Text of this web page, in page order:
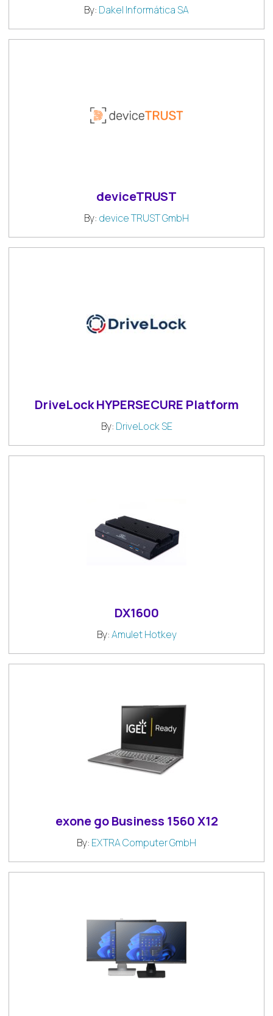
By: Dakel Informática SA
deviceTRUST
By: device TRUST GmbH
DriveLock HYPERSECURE Platform
By: DriveLock SE
DX1600
By:Amulet Hotkey
exone go Business 1560 X12
By: EXTRA Computer GmbH